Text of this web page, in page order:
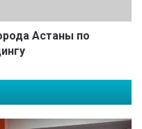
Астаны по